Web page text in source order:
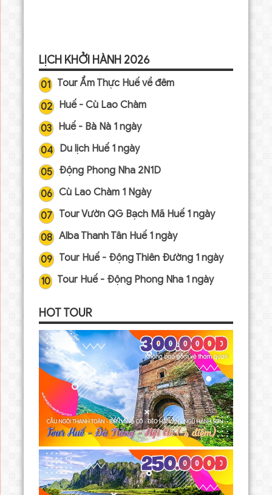
LỊCH KHỞI HÀNH 2026
01 Tour Ẩm Thực Huế về đêm
02
Huế - Cù Lao Chàm
03
Huế - Bà Nà 1 ngày
04
Du lịch Huế 1 ngày
05 Động Phong Nha 2N1D
06 Cù Lao Chàm 1 Ngày
07 Tour Vườn QG Bạch Mã Huế 1 ngày
08 Alba Thanh Tân Huế 1 ngày
09 Tour Huế - Động Thiên Đường 1 ngày
10 Tour Huế - Động Phong Nha 1 ngày
HOT TOUR